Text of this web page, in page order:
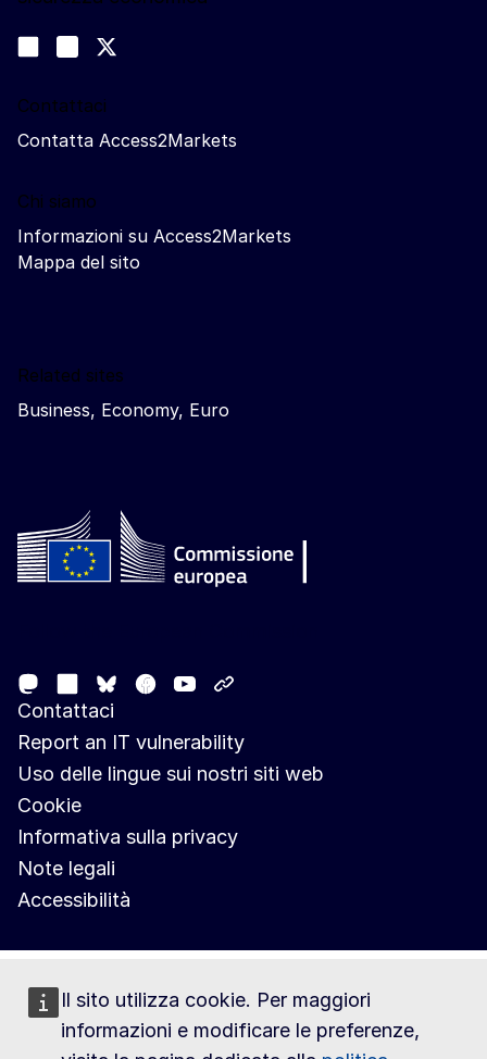
Il sito utilizza cookie. Per maggiori
informazioni e modificare le preferenze,
Join us on LinkedIn
Trade-Off podcast
Contattaci
Contatta Access2Markets
Chi siamo
Informazioni su Access2Markets
Mappa del sito
Related sites
Business, Economy, Euro
MastodonLinkedIn
Bluesky
Facebook
Youtube
Contattaci
Report an IT vulnerability
Uso delle lingue sui nostri siti web
Cookie
Informativa sulla privacy
Note legali
Accessibilità